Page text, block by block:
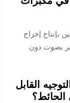
بإنتاج إخراج
بصوت دون
القابل
الحائط؟